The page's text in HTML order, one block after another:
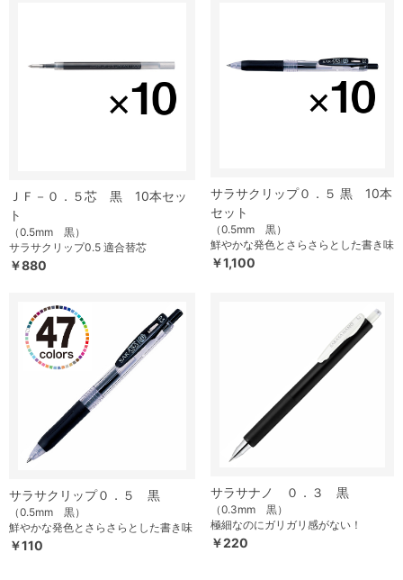
ＪＦ－０．５芯 黒 10本セッ
ト
（0.5mm 黒）
サラサクリップ0.5 適合替芯
￥880
サラサクリップ０．５ 黒 10本
セット
（0.5mm 黒）
鮮やかな発色とさらさらとした書き味
￥1,100
サラサクリップ０．５ 黒
（0.5mm 黒）
鮮やかな発色とさらさらとした書き味
￥110
サラサナノ ０．３ 黒
（0.3mm 黒）
極細なのにガリガリ感がない！
￥220